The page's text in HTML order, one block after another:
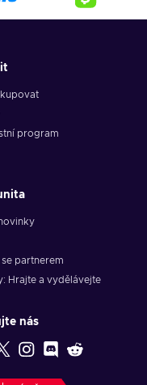
program
se partnerem
Hrajte a vydělávejte
nás